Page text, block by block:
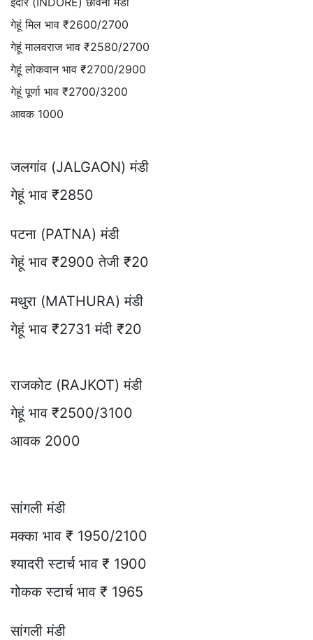
गेहूं मिल भाव ₹2600/2700
गेहूं मालवराज भाव ₹2580/2700
गेहूं लोकवान भाव ₹2700/2900
गेहूं पूर्णा भाव ₹2700/3200
आवक 1000
जलगांव (JALGAON) मंडी
गेहूं भाव ₹2850
पटना (PATNA) मंडी
गेहूं भाव ₹2900 तेजी ₹20
मथुरा (MATHURA) मंडी
गेहूं भाव ₹2731 मंदी ₹20
राजकोट (RAJKOT) मंडी
गेहूं भाव ₹2500/3100
आवक 2000
सांगली मंडी
मक्का भाव ₹ 1950/2100
श्यादरी स्टार्च भाव ₹ 1900
गोकक स्टार्च भाव ₹ 1965
सांगली मंडी